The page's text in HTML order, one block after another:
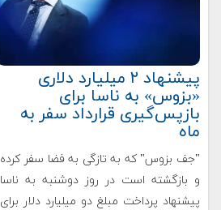
پیشنهاد ۲ میلیارد دلاری
«بزوس» به ناسا برای
بازپس‌گیری قرارداد سفر به
ماه
"جف بزوس" که به تازگی به فضا سفر کرده
و بازگشته است در روز دوشنبه به ناسا
پیشنهاد پرداخت مبلغ دو میلیارد دلار برای